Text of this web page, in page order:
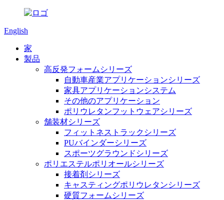
English
家
製品
高反発フォームシリーズ
自動車産業アプリケーションシリーズ
家具アプリケーションシステム
その他のアプリケーション
ポリウレタンフットウェアシリーズ
舗装材シリーズ
フィットネストラックシリーズ
PUバインダーシリーズ
スポーツグラウンドシリーズ
ポリエステルポリオールシリーズ
接着剤シリーズ
キャスティングポリウレタンシリーズ
硬質フォームシリーズ